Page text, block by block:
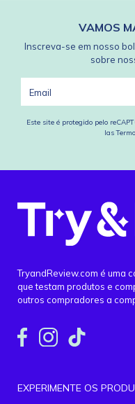
VAMOS
Inscreva-se em nosso
sobre
Este site é protegido pelo
las
TryandReview.com é uma
que testam produtos e
outros compradores a
EXPERIMENTE OS